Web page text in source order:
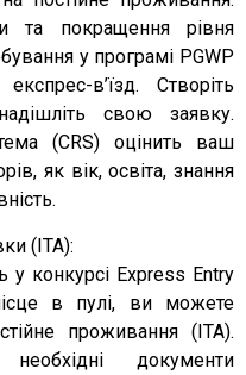
та покращення рівня
у програмі PGWP
в’їзд. Створіть
свою заявку.
(CRS) оцінить ваш
як вік, освіта, знання
(ITA):
конкурсі Express Entry
в пулі, ви можете
проживання (ITA).
документи